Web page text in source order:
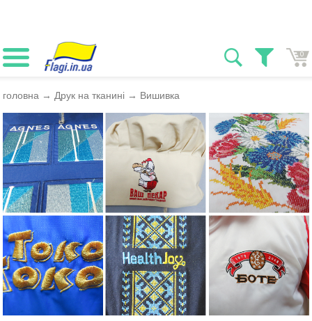
0
головна → Друк на тканині → Вишивка